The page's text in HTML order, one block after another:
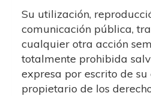
Su utilización,
comunicación pública,
cualquier otra acción
totalmente prohibida
expresa por escrito de
propietario de los